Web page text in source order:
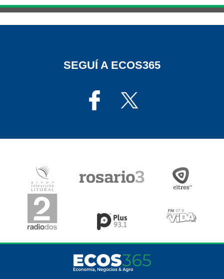
SEGUÍ A ECOS365